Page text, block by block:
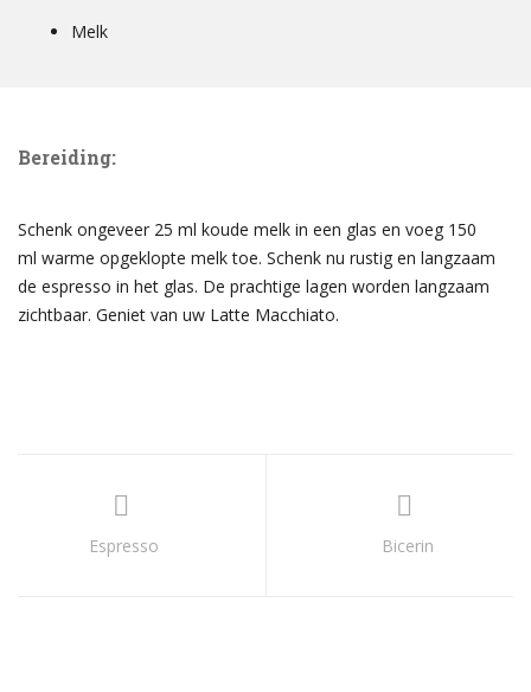
Melk
Bereiding:
Schenk ongeveer 25 ml koude melk in een glas en voeg 150
ml warme opgeklopte melk toe. Schenk nu rustig en langzaam
de espresso in het glas. De prachtige lagen worden langzaam
zichtbaar. Geniet van uw Latte Macchiato.
Espresso Bicerin